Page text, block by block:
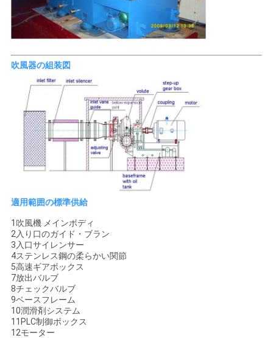
吹風器の組装図
適用範囲の標準供給
1吹風機 メインボディ
2入り口のガイド・ブラン
3入口サイレンサー
4ステンレス鋼の柔らかい関節
5高速ギアボックス
7放出バルブ
8チェックバルブ
9ベースフレーム
10潤滑剤システム
11PLC制御ボックス
12モーター